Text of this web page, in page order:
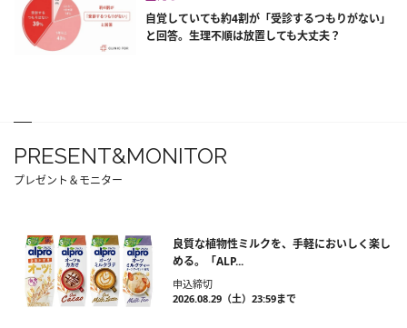
自覚していても約4割が「受診するつもりがない」
と回答。生理不順は放置しても大丈夫？
PRESENT&MONITOR
プレゼント＆モニター
良質な植物性ミルクを、手軽においしく楽し
める。「ALP...
申込締切
2026.08.29（土）23:59まで